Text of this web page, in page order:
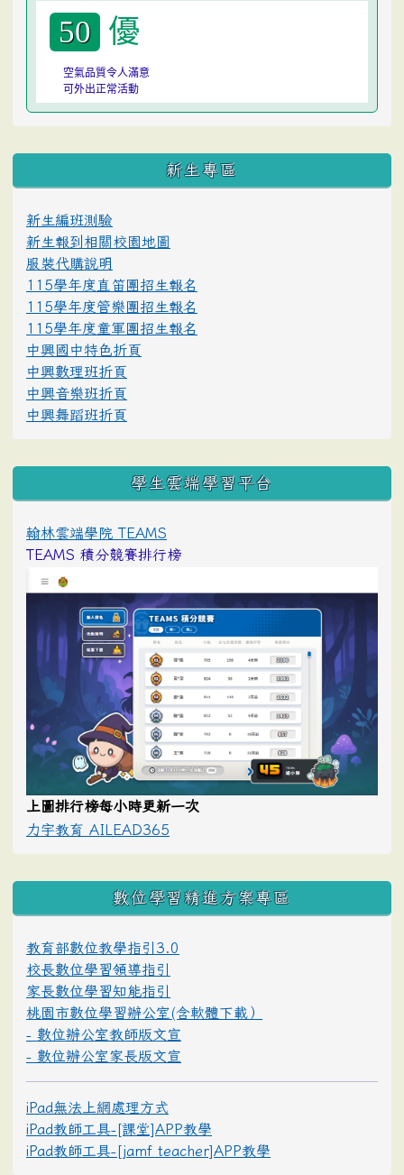
50 優
空氣品質令人滿意
可外出正常活動
:::
新生專區
新生編班測驗
新生報到相關校園地圖
服裝代購說明
115學年度直笛團招生報名
115學年度管樂團招生報名
115學年度童軍團招生報名
中興國中特色折頁
中興數理班折頁
中興音樂班折頁
中興舞蹈班折頁
學生雲端學習平台
翰林雲端學院 TEAMS
TEAMS 積分競賽排行榜
上圖排行榜每小時更新一次
力宇教育 AILEAD365
數位學習精進方案專區
教育部數位教學指引3.0
校長數位學習領導指引
家長數位學習知能指引
桃園市數位學習辦公室(含軟體下載）
- 數位辦公室教師版文宣
- 數位辦公室家長版文宣
iPad無法上網處理方式
iPad教師工具-[課堂]APP教學
iPad教師工具-[jamf teacher]APP教學